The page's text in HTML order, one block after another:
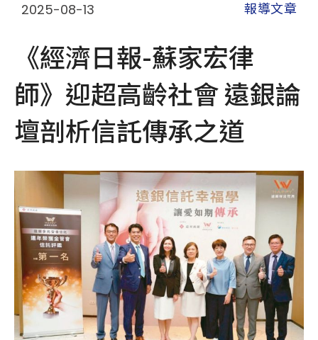
2025-08-13 報導文章
《經濟日報-蘇家宏律
師》迎超高齡社會 遠銀論
壇剖析信託傳承之道